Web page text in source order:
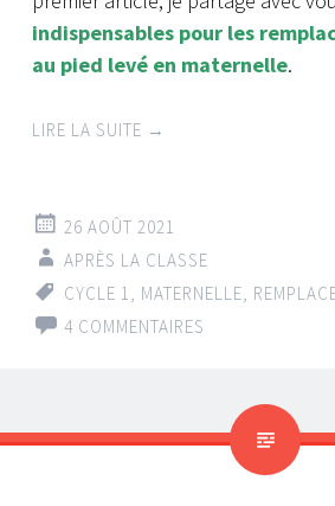
indispensables pour les
au pied levé en maternelle.
LIRE LA SUITE →
26 AOÛT 2021
APRÈS LA CLASSE
CYCLE 1, MATERNELLE,
4 COMMENTAIRES